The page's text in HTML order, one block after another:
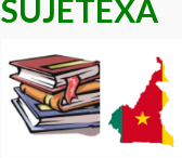
SUJETEXA